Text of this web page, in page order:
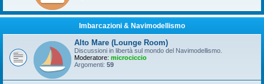
Imbarcazioni & Navimodellismo
Alto Mare (Lounge Room)
Discussioni in libertà sul mondo del Navimodellismo.
Moderatore: microciccio
Argomenti: 59